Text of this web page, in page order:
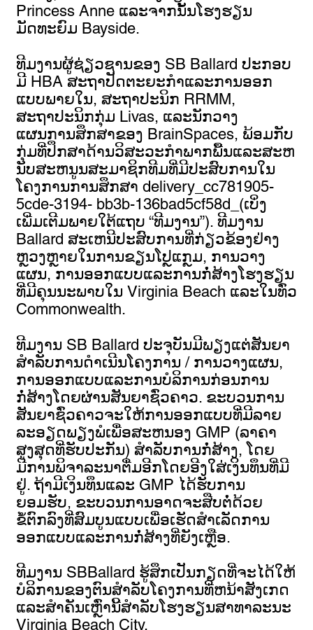
Princess Anne ແລະຈາກນັ້ນໂຮງຮຽນ
ມັດທະຍົມ Bayside.
ທີມງານຜູ້ຊ່ຽວຊານຂອງ SB Ballard ປະກອບ
ມີ HBA ສະຖາປັດຕະຍະກໍາແລະການອອກ
ແບບພາຍໃນ, ສະຖາປະນິກ RRMM,
ສະຖາປະນິກກຸ່ມ Livas, ແລະນັກວາງ
ແຜນການສຶກສາຂອງ BrainSpaces, ພ້ອມກັບ
ກຸ່ມທີ່ປຶກສາດ້ານວິສະວະກໍາພາກພື້ນແລະສະຫ
ນັບສະຫນູນສະມາຊິກທີມທີ່ມີປະສົບການໃນ
ໂຄງການການສຶກສາ delivery_cc781905-
5cde-3194- bb3b-136bad5cf58d_(ເບິ່ງ
ເພີ່ມເຕີມພາຍໃຕ້ແຖບ “ທີມງານ”). ທີມງານ
Ballard ສະເຫນີປະສົບການທີ່ກ່ຽວຂ້ອງຢ່າງ
ຫຼວງຫຼາຍໃນການຂຽນໂປຼແກຼມ, ການວາງ
ແຜນ, ການອອກແບບແລະການກໍ່ສ້າງໂຮງຮຽນ
ທີ່ມີຄຸນນະພາບໃນ Virginia Beach ແລະໃນທົ່ວ
Commonwealth.
ທີມງານ SB Ballard ປະຈຸບັນມີພຽງແຕ່ສັນຍາ
ສໍາລັບການດໍາເນີນໂຄງການ / ການວາງແຜນ,
ການອອກແບບແລະການບໍລິການກ່ອນການ
ກໍ່ສ້າງໂດຍຜ່ານສັນຍາຊົ່ວຄາວ. ຂະບວນການ
ສັນຍາຊົ່ວຄາວຈະໃຫ້ການອອກແບບທີ່ມີລາຍ
ລະອຽດພຽງພໍເພື່ອສະຫນອງ GMP (ລາຄາ
ສູງສຸດທີ່ຮັບປະກັນ) ສໍາລັບການກໍ່ສ້າງ, ໂດຍ
ມີການພິຈາລະນາຕື່ມອີກໂດຍອີງໃສ່ເງິນທຶນທີ່ມີ
ຢູ່. ຖ້າມີເງິນທຶນແລະ GMP ໄດ້ຮັບການ
ຍອມຮັບ, ຂະບວນການອາດຈະສືບຕໍ່ດ້ວຍ
ຂໍ້ຕົກລົງທີ່ສົມບູນແບບເພື່ອເຮັດສໍາເລັດການ
ອອກແບບແລະການກໍ່ສ້າງທີ່ຍັງເຫຼືອ.
ທີມງານ SBBallard ຮູ້ສຶກເປັນກຽດທີ່ຈະໄດ້ໃຫ້
ບໍລິການຂອງຕົນສໍາລັບໂຄງການທີ່ຫນ້າສັງເກດ
ແລະສໍາຄັນເຫຼົ່ານີ້ສໍາລັບໂຮງຮຽນສາທາລະນະ
Virginia Beach City.